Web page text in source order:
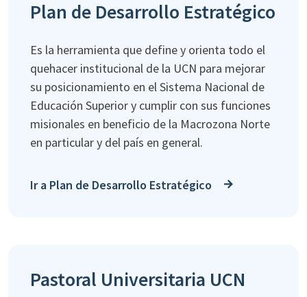
Plan de Desarrollo Estratégico
Es la herramienta que define y orienta todo el
quehacer institucional de la UCN para mejorar
su posicionamiento en el Sistema Nacional de
Educación Superior y cumplir con sus funciones
misionales en beneficio de la Macrozona Norte
en particular y del país en general.
Ir a Plan de Desarrollo Estratégico
Pastoral Universitaria UCN